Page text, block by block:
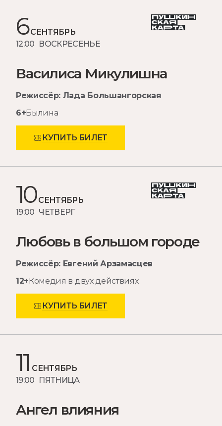
6 СЕНТЯБРЬ
12:00 ВОСКРЕСЕНЬЕ
Василиса Микулишна
Режиссёр: Лада Большангорская
6+Былина
КУПИТЬ БИЛЕТ
10 СЕНТЯБРЬ
19:00 ЧЕТВЕРГ
Любовь в большом городе
Режиссёр: Евгений Арзамасцев
12+Комедия в двух действиях
КУПИТЬ БИЛЕТ
11 СЕНТЯБРЬ
19:00 ПЯТНИЦА
Ангел влияния